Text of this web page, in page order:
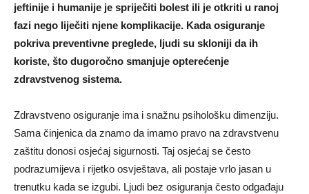
jeftinije i humanije je spriječiti bolest ili je otkriti u ranoj
fazi nego liječiti njene komplikacije. Kada osiguranje
pokriva preventivne preglede, ljudi su skloniji da ih
koriste, što dugoročno smanjuje opterećenje
zdravstvenog sistema.
Zdravstveno osiguranje ima i snažnu psihološku dimenziju.
Sama činjenica da znamo da imamo pravo na zdravstvenu
zaštitu donosi osjećaj sigurnosti. Taj osjećaj se često
podrazumijeva i rijetko osvještava, ali postaje vrlo jasan u
trenutku kada se izgubi. Ljudi bez osiguranja često odgađaju